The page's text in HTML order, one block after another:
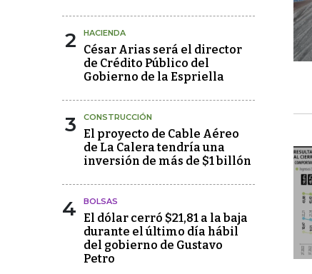
2 HACIENDA
César Arias será el director
de Crédito Público del
Gobierno de la Espriella
3 CONSTRUCCIÓN
El proyecto de Cable Aéreo
de La Calera tendría una
inversión de más de $1 billón
4 BOLSAS
El dólar cerró $21,81 a la baja
durante el último día hábil
del gobierno de Gustavo
Petro